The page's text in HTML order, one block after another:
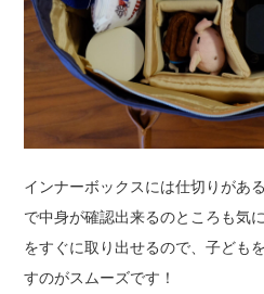
インナーボックスには仕切りがあ
で中身が確認出来るのところも気
をすぐに取り出せるので、子ども
すのがスムーズです！